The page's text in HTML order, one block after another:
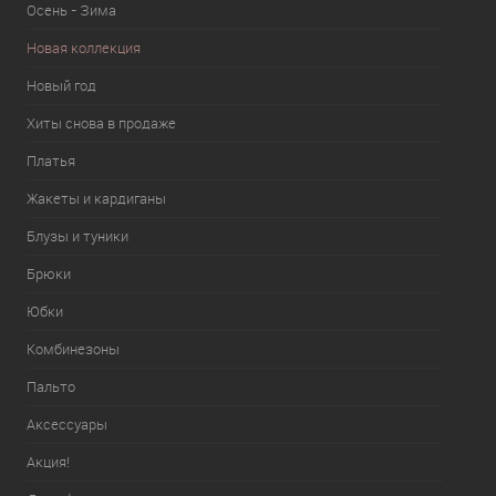
Осень - Зима
Новая коллекция
Новый год
Хиты снова в продаже
Платья
Жакеты и кардиганы
Блузы и туники
Брюки
Юбки
Комбинезоны
Пальто
Аксессуары
Акция!